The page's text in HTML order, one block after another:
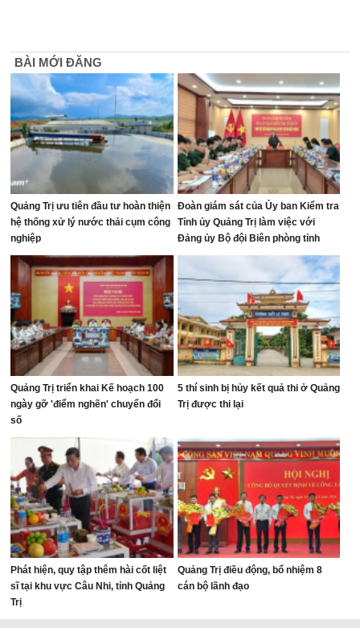
BÀI MỚI ĐĂNG
Quảng Trị ưu tiên đầu tư hoàn thiện
hệ thống xử lý nước thải cụm công
nghiệp
Đoàn giám sát của Ủy ban Kiểm tra
Tỉnh ủy Quảng Trị làm việc với
Đảng ủy Bộ đội Biên phòng tỉnh
Quảng Trị triển khai Kế hoạch 100
ngày gỡ 'điểm nghẽn' chuyển đổi
số
5 thí sinh bị hủy kết quả thi ở Quảng
Trị được thi lại
Phát hiện, quy tập thêm hài cốt liệt
sĩ tại khu vực Câu Nhi, tỉnh Quảng
Trị
Quảng Trị điều động, bổ nhiệm 8
cán bộ lãnh đạo